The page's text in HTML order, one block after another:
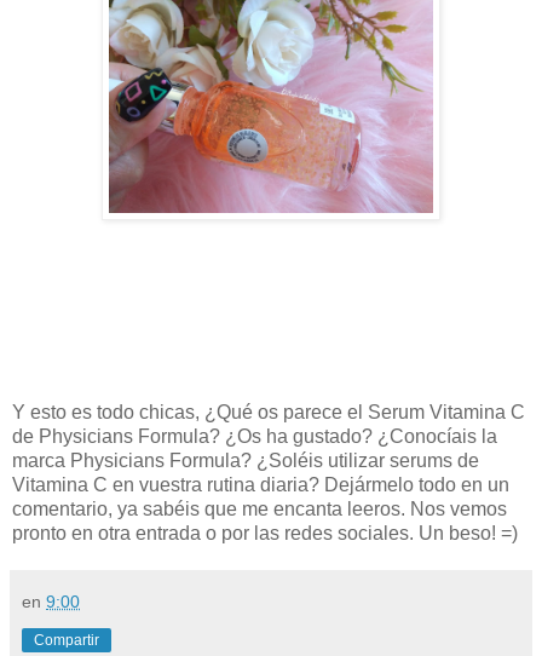
Y esto es todo chicas, ¿Qué os parece el Serum Vitamina C
de Physicians Formula? ¿Os ha gustado? ¿Conocíais la
marca Physicians Formula? ¿Soléis utilizar serums de
Vitamina C en vuestra rutina diaria? Dejármelo todo en un
comentario, ya sabéis que me encanta leeros. Nos vemos
pronto en otra entrada o por las redes sociales. Un beso! =)
en 9:00
Compartir